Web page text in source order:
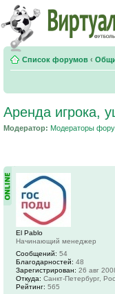
Список форумов ‹
Аренда игрока,
Модератор: Модераторы
El Pablo
Начинающий менеджер
Сообщений: 54
Благодарностей: 48
Зарегистрирован: 26 авг
Откуда: Санкт-Петербург,
Рейтинг: 565